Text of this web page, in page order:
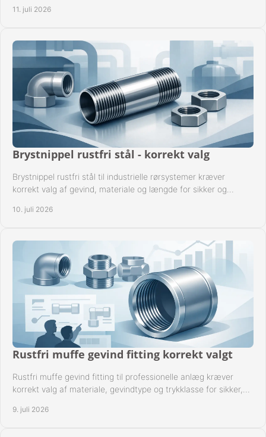
11. juli 2026
Brystnippel rustfri stål - korrekt valg
Brystnippel rustfri stål til industrielle rørsystemer kræver
korrekt valg af gevind, materiale og længde for sikker og
10. juli 2026
Rustfri muffe gevind fitting korrekt valgt
Rustfri muffe gevind fitting til professionelle anlæg kræver
korrekt valg af materiale, gevindtype og trykklasse for sikker,
9. juli 2026